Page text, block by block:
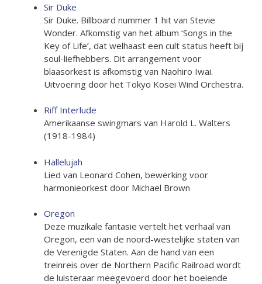
Sir Duke
Sir Duke. Billboard nummer 1 hit van Stevie
Wonder. Afkomstig van het album ‘Songs in the
Key of Life’, dat welhaast een cult status heeft bij
soul-liefhebbers. Dit arrangement voor
blaasorkest is afkomstig van Naohiro Iwai.
Uitvoering door het Tokyo Kosei Wind Orchestra.
Riff Interlude
Amerikaanse swingmars van Harold L. Walters
(1918-1984)
Hallelujah
Lied van Leonard Cohen, bewerking voor
harmonieorkest door Michael Brown
Oregon
Deze muzikale fantasie vertelt het verhaal van
Oregon, een van de noord-westelijke staten van
de Verenigde Staten. Aan de hand van een
treinreis over de Northern Pacific Railroad wordt
de luisteraar meegevoerd door het boeiende